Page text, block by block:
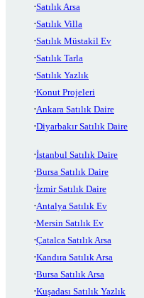
Satılık Arsa
Satılık Villa
Satılık Müstakil Ev
Satılık Tarla
Satılık Yazlık
Konut Projeleri
Ankara Satılık Daire
Diyarbakır Satılık Daire
İstanbul Satılık Daire
Bursa Satılık Daire
İzmir Satılık Daire
Antalya Satılık Ev
Mersin Satılık Ev
Çatalca Satılık Arsa
Kandıra Satılık Arsa
Bursa Satılık Arsa
Kuşadası Satılık Yazlık